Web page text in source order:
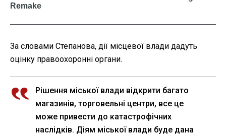
За словами Степанова, дії місцевої влади дадуть
оцінку правоохоронні органи.
Рішення міської влади відкрити багато
магазинів, торговельні центри, все це
може привести до катастрофічних
наслідків. Діям міської влади буде дана